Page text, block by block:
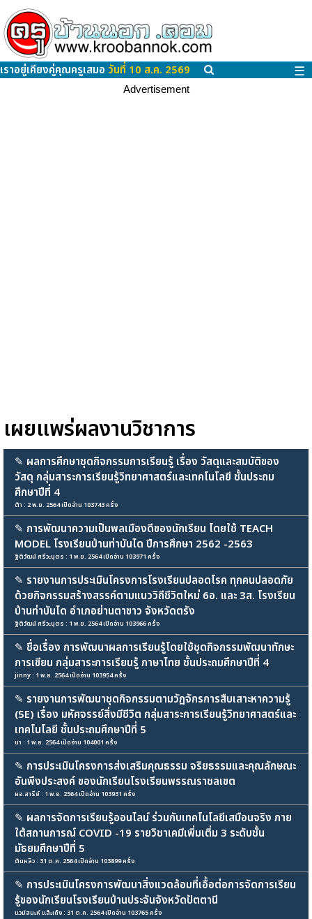
เราอยู่เคียงคู่คุณครูเสมอ วันที่ 10 ส.ค. 2569 ☰
Advertisement
เผยแพร่ผลงานวิชาการ
✎ ผลการศึกษาชุดกิจกรรมการเรียนรู้ เรื่อง วัสดุและสมบัติของ
วัสดุ กลุ่มสาระการเรียนรู้วิทยาศาสตร์และเทคโนโลยี ชั้นประถม
ศึกษาปีที่ 4
ต้า : 2 พ.ย. 2564 เปิดอ่าน 103743 ครั้ง
✎ การพัฒนาความเป็นพลเมืองดีของนักเรียน โดยใช้ TEACH
MODEL โรงเรียนบ้านท่าบันได ปีการศึกษา 2562 -2563
ฐิติวัฒน์ ศรีวะบุตร : 1 พ.ย. 2564 เปิดอ่าน 103971 ครั้ง
✎ รายงานการประเมินโครงการโรงเรียนปลอดโรค ทุกคนปลอดภัย
ด้วยกิจกรรมสร้างสรรค์ตามแนววิถีชีวิตใหม่ 6อ. และ 3ส. โรงเรียน
บ้านท่าบันได อำเภอย่านตาขาว จังหวัดตรัง
ฐิติวัฒน์ ศรีวะบุตร : 1 พ.ย. 2564 เปิดอ่าน 103966 ครั้ง
✎ ชื่อเรื่อง การพัฒนาผลการเรียนรู้โดยใช้ชุดกิจกรรมพัฒนาทักษะ
การเขียน กลุ่มสาระการเรียนรู้ ภาษาไทย ชั้นประถมศึกษาปีที่ 4
jinny : 1 พ.ย. 2564 เปิดอ่าน 103954 ครั้ง
✎ รายงานการพัฒนาชุดกิจกรรมตามวัฏจักรการสืบเสาะหาความรู้
(5E) เรื่อง มหัศจรรย์สิ่งมีชีวิต กลุ่มสาระการเรียนรู้วิทยาศาสตร์และ
เทคโนโลยี ชั้นประถมศึกษาปีที่ 5
นา : 1 พ.ย. 2564 เปิดอ่าน 104001 ครั้ง
✎ การประเมินโครงการส่งเสริมคุณธรรม จริยธรรมและคุณลักษณะ
อันพึงประสงค์ ของนักเรียนโรงเรียนพรรณราชลเขต
ผอ.สารีย์ : 1 พ.ย. 2564 เปิดอ่าน 103931 ครั้ง
✎ ผลการจัดการเรียนรู้ออนไลน์ ร่วมกับเทคโนโลยีเสมือนจริง ภาย
ใต้สถานการณ์ COVID -19 รายวิชาเคมีเพิ่มเติ่ม 3 ระดับชั้น
มัธยมศึกษาปีที่ 5
ต้นหลิว : 31 ต.ค. 2564 เปิดอ่าน 103899 ครั้ง
✎ การประเมินโครงการพัฒนาสิ่งแวดล้อมที่เอื้อต่อการจัดการเรียน
รู้ของนักเรียนโรงเรียนบ้านประจันจังหวัดปัตตานี
แวมัสนะห์ แส๊ะเด็ง : 31 ต.ค. 2564 เปิดอ่าน 103765 ครั้ง